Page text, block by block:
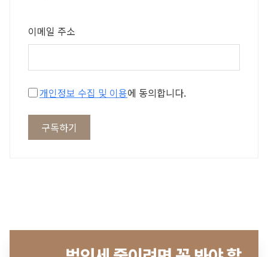
이메일 주소
개인정보 수집 및 이용에 동의합니다.
구독하기